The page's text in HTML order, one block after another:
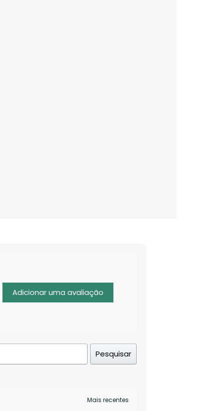
Adicionar uma avaliação
Pesquisar